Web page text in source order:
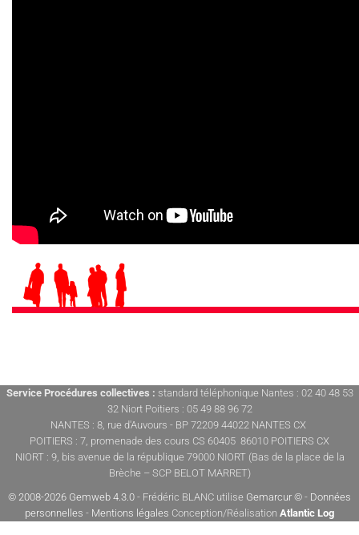
Service Procédures collectives : standard téléphonique Nantes : 02 40 48 53
32 Niort Poitiers : 05 49 88 96 72
NANTES : 8, rue d'Auvours - BP 72209 44022 NANTES CX
POITIERS : 7, promenade des cours CS 60405 86010 POITIERS CX
NIORT : 9, bis avenue de la république 79000 NIORT (Bas de la place de la
Brèche – SCP BELOT MARRET)
© 2008-2026 Gemweb 4.3.0 - Frédéric BLANC utilise Gemarcur © - Données
personnelles - Mentions légales Conception/Réalisation Atlantic Log